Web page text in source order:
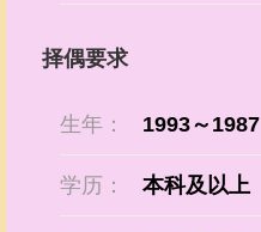
择偶要求
生年： 1993～1987
学历： 本科及以上